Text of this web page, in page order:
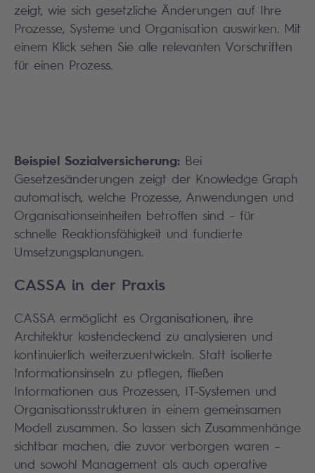
zeigt, wie sich gesetzliche Änderungen auf Ihre
Prozesse, Systeme und Organisation auswirken. Mit
einem Klick sehen Sie alle relevanten Vorschriften
für einen Prozess.
Beispiel Sozialversicherung: Bei
Gesetzesänderungen zeigt der Knowledge Graph
automatisch, welche Prozesse, Anwendungen und
Organisationseinheiten betroffen sind – für
schnelle Reaktionsfähigkeit und fundierte
Umsetzungsplanungen.
CASSA in der Praxis
CASSA ermöglicht es Organisationen, ihre
Architektur kostendeckend zu analysieren und
kontinuierlich weiterzuentwickeln. Statt isolierte
Informationsinseln zu pflegen, fließen
Informationen aus Prozessen, IT-Systemen und
Organisationsstrukturen in einem gemeinsamen
Modell zusammen. So lassen sich Zusammenhänge
sichtbar machen, die zuvor verborgen waren –
und sowohl Management als auch operative